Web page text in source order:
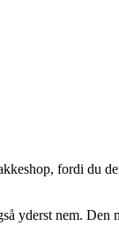
fordi du
yderst nem. Den